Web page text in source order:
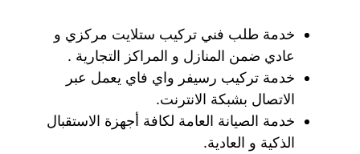
خدمة طلب فني تركيب ستلايت مركزي و
عادي ضمن المنازل و المراكز التجارية .
خدمة تركيب رسيفر واي فاي يعمل عبر
الاتصال بشبكة الانترنت.
خدمة الصيانة العامة لكافة أجهزة الاستقبال
الذكية و العادية.